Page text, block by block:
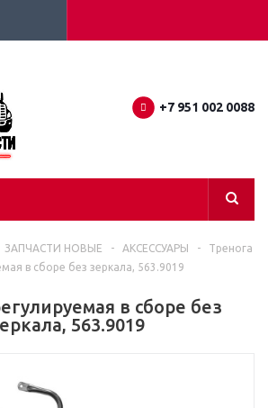
+7 951 002 0088
ЗАПЧАСТИ НОВЫЕ - АКСЕССУАРЫ -
Тренога
в сборе без зеркала, 563.9019
в сборе без
563.9019